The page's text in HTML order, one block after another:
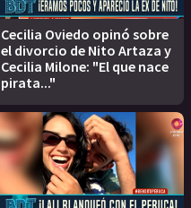
Cecilia Oviedo opinó sobre
el divorcio de Nito Artaza y
Cecilia Milone: "El que nace
pirata..."